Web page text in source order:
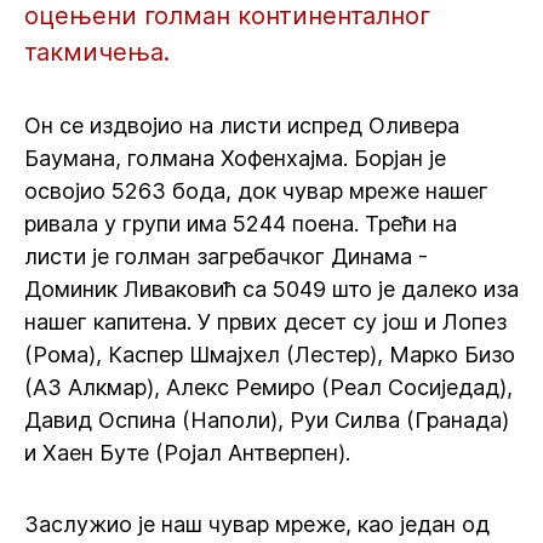
оцењени голман континенталног
такмичења.
Он се издвојио на листи испред Оливера
Баумана, голмана Хофенхајма. Борјан је
освојио 5263 бода, док чувар мреже нашег
ривала у групи има 5244 поена. Трећи на
листи је голман загребачког Динама -
Доминик Ливаковић са 5049 што је далеко иза
нашег капитена. У првих десет су још и Лопез
(Рома), Каспер Шмајхел (Лестер), Марко Бизо
(АЗ Алкмар), Алекс Ремиро (Реал Сосиједад),
Давид Оспина (Наполи), Руи Силва (Гранада)
и Хаен Буте (Ројал Антверпен).
Заслужио је наш чувар мреже, као један од